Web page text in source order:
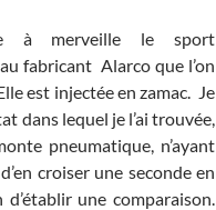
à merveille le sport
fabricant Alarco que l’on
est injectée en zamac. Je
dans lequel je l’ai trouvée,
pneumatique, n’ayant
croiser une seconde en
d’établir une comparaison.